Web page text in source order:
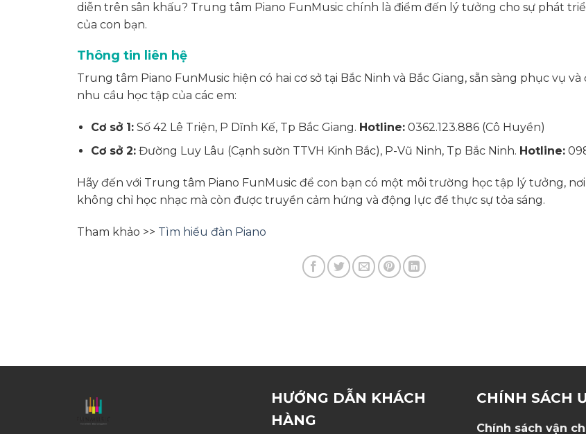
diễn trên sân khấu? Trung tâm Piano FunMusic chính là điểm đến lý tưởng cho sự phát
của con bạn.
Thông tin liên hệ
Trung tâm Piano FunMusic hiện có hai cơ sở tại Bắc Ninh và Bắc Giang, sẵn sàng phục vụ và
nhu cầu học tập của các em:
Cơ sở 1: Số 42 Lê Triện, P Dĩnh Kế, Tp Bắc Giang. Hotline: 0362.123.886 (Cô Huyền)
Cơ sở 2: Đường Luy Lâu (Cạnh sườn TTVH Kinh Bắc), P-Vũ Ninh, Tp Bắc Ninh. Hotline:
Hãy đến với Trung tâm Piano FunMusic để con bạn có một môi trường học tập lý tưởng, nơi
không chỉ học nhạc mà còn được truyền cảm hứng và động lực để thực sự tỏa sáng.
Tham khảo >> Tìm hiểu đàn Piano
HƯỚNG DẪN KHÁCH
HÀNG
CHÍNH SÁCH
Chính sách vận